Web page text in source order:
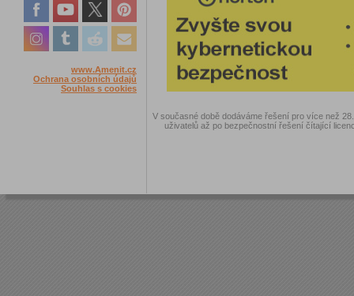
www.Amenit.cz
Ochrana osobních údajů
Souhlas s cookies
V současné době dodáváme řešení pro více než
uživatelů až po bezpečnostní řešení čítající